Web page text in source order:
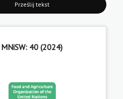
Prześlij tekst
MNiSW: 40 (2024)